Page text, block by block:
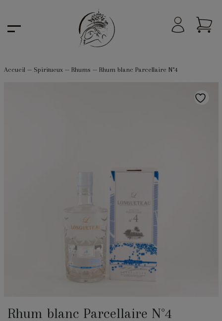
Accueil— Spiritueux— Rhums — Rhum blanc Parcellaire N°4
Rhum blanc Parcellaire N°4